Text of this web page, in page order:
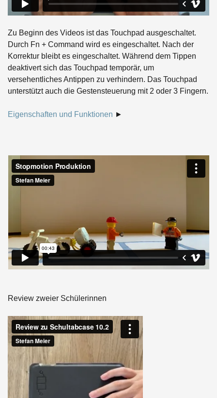
Zu Beginn des Videos ist das Touchpad ausgeschaltet.
Durch Fn + Command wird es eingeschaltet. Nach der
Korrektur bleibt es eingeschaltet. Während dem Tippen
deaktivert sich das Touchpad temporär, um
versehentliches Antippen zu verhindern. Das Touchpad
unterstützt auch die Gestensteuerung mit 2 oder 3 Fingern.
Eigenschaften und Funktionen ►
Review zweier Schülerinnen